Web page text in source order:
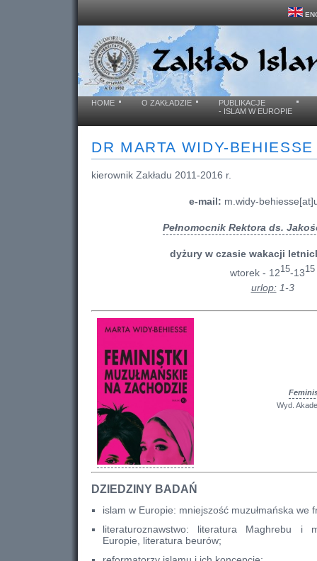
HOME O ZAKŁADZIE
PUBLIKACJE
- ISLAM W EUROPIE
DR MARTA WIDY-BEHIESSE
kierownik Zakładu 2011-2016 r.
e-mail: m.widy-
Pełnomocnik Rektora ds.
dyżury w czasie wakacji
wtorek - 1215-1315
urlop:1-3
Wyd.
DZIEDZINY BADAŃ
islam w Europie: mniejszość muzułmańska we
literaturoznawstwo: literatura Maghrebu i
Europie, literatura beurów;